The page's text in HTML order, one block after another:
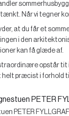
Når vi tegner
at du får et
i den
kan få glæde af.
opstår tit i
helt præcist i forhold
PETER
PETER